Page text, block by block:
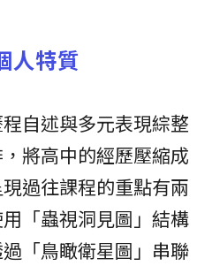
人特質
自述與多元表現綜整
將高中的經歷壓縮成
過往課程的重點有兩
「蟲視洞見圖」結構
「鳥瞰衛星圖」串聯